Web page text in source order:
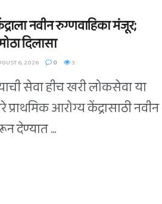
नवीन रुग्णवाहिका मंजूर;
दिलासा
6, 2026 0 3
सेवा हीच खरी लोकसेवा या
प्राथमिक आरोग्य केंद्रासाठी नवीन
देण्यात ...